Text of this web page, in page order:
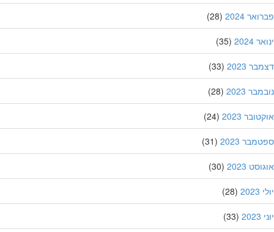
2024
(28)
2024
(35)
2023
(33)
2023
(28)
2023
(24)
2023
(31)
2023
(30)
(28)
(33)